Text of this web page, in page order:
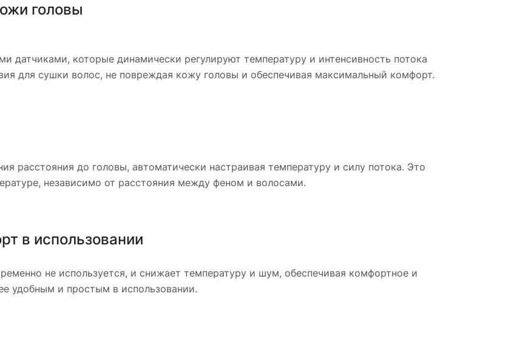
головы
датчиками, которые динамически регулируют температуру и интенсивность потока
для сушки волос, не повреждая кожу головы и обеспечивая максимальный комфорт.
расстояния до головы, автоматически настраивая температуру и силу потока. Это
независимо от расстояния между феном и волосами.
в использовании
не используется, и снижает температуру и шум, обеспечивая комфортное и
удобным и простым в использовании.